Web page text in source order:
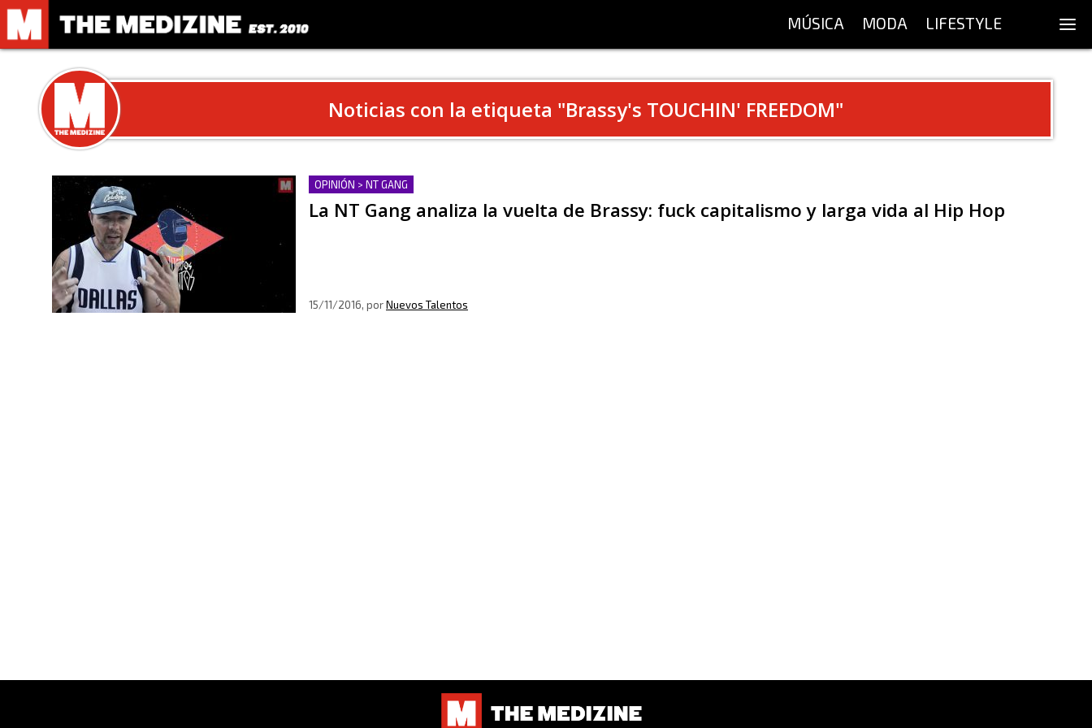
MÚSICA MODA LIFESTYLE
Noticias con la etiqueta "Brassy's TOUCHIN' FREEDOM"
OPINIÓN > NT GANG
La NT Gang analiza la vuelta de Brassy: fuck capitalismo y larga vida al Hip Hop
15/11/2016, porNuevos Talentos